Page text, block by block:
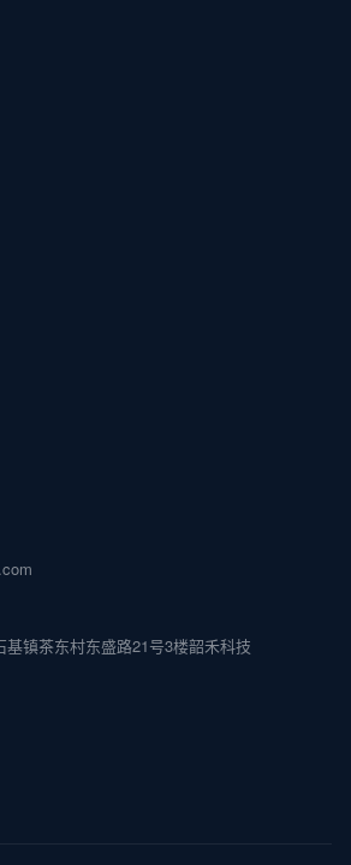
镇茶东村东盛路21号3楼韶禾科技